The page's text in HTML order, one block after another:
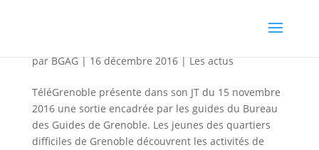
parBGAG|16 décembre 2016|Les actus
TéléGrenoble présente dans son JT du 15 novembre
2016 une sortie encadrée par les guides du Bureau
des Guides de Grenoble. Les jeunes des quartiers
difficiles de Grenoble découvrent les activités de